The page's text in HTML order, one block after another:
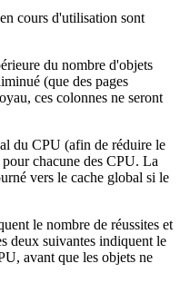
cours d'utilisation sont
du nombre d'objets
(que des pages
ces colonnes ne seront
du CPU (afin de réduire le
chacune des CPU. La
vers le cache global si le
le nombre de réussites et
deux suivantes indiquent le
avant que les objets ne